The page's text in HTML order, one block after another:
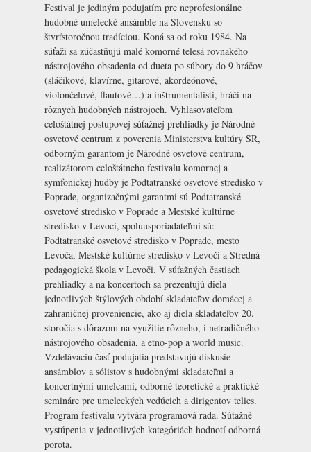
Festival je jediným podujatím pre neprofesionálne
hudobné umelecké ansámble na Slovensku so
štvrťstoročnou tradíciou. Koná sa od roku 1984. Na
súťaži sa zúčastňujú malé komorné telesá rovnakého
nástrojového obsadenia od dueta po súbory do 9 hráčov
(sláčikové, klavírne, gitarové, akordeónové,
violončelové, flautové…) a inštrumentalisti, hráči na
rôznych hudobných nástrojoch. Vyhlasovateľom
celoštátnej postupovej súťažnej prehliadky je Národné
osvetové centrum z poverenia Ministerstva kultúry SR,
odborným garantom je Národné osvetové centrum,
realizátorom celoštátneho festivalu komornej a
symfonickej hudby je Podtatranské osvetové stredisko v
Poprade, organizačnými garantmi sú Podtatranské
osvetové stredisko v Poprade a Mestské kultúrne
stredisko v Levoci, spoluusporiadateľmi sú:
Podtatranské osvetové stredisko v Poprade, mesto
Levoča, Mestské kultúrne stredisko v Levoči a Stredná
pedagogická škola v Levoči. V súťažných častiach
prehliadky a na koncertoch sa prezentujú diela
jednotlivých štýlových období skladateľov domácej a
zahraničnej proveniencie, ako aj diela skladateľov 20.
storočia s dôrazom na využitie rôzneho, i netradičného
nástrojového obsadenia, a etno-pop a world music.
Vzdelávaciu časť podujatia predstavujú diskusie
ansámblov a sólistov s hudobnými skladateľmi a
koncertnými umelcami, odborné teoretické a praktické
semináre pre umeleckých vedúcich a dirigentov telies.
Program festivalu vytvára programová rada. Sútažné
vystúpenia v jednotlivých kategóriách hodnotí odborná
porota.